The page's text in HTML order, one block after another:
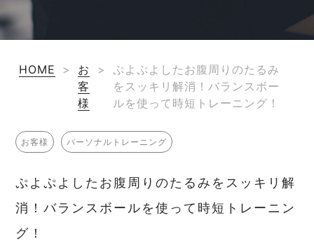
HOME >
お
客
様
>
ぷよぷよしたお腹周りのたるみ
をスッキリ解消！バランスボー
ルを使って時短トレーニング！
お客様 パーソナルトレーニング
ぷよぷよしたお腹周りのたるみをスッキリ解
消！バランスボールを使って時短トレーニン
グ！